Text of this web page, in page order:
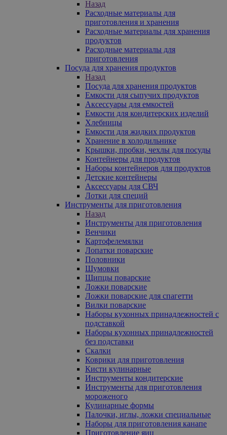
Назад
Расходные материалы для
приготовления и хранения
Расходные материалы для хранения
продуктов
Расходные материалы для
приготовления
Посуда для хранения продуктов
Назад
Посуда для хранения продуктов
Емкости для сыпучих продуктов
Аксессуары для емкостей
Емкости для кондитерских изделий
Хлебницы
Емкости для жидких продуктов
Хранение в холодильнике
Крышки, пробки, чехлы для посуды
Контейнеры для продуктов
Наборы контейнеров для продуктов
Детские контейнеры
Аксессуары для СВЧ
Лотки для специй
Инструменты для приготовления
Назад
Инструменты для приготовления
Венчики
Картофелемялки
Лопатки поварские
Половники
Шумовки
Щипцы поварские
Ложки поварские
Ложки поварские для спагетти
Вилки поварские
Наборы кухонных принадлежностей с
подставкой
Наборы кухонных принадлежностей
без подставки
Скалки
Коврики для приготовления
Кисти кулинарные
Инструменты кондитерские
Инструменты для приготовления
мороженого
Кулинарные формы
Палочки, иглы, ложки специальные
Наборы для приготовления канапе
Приготовление яиц